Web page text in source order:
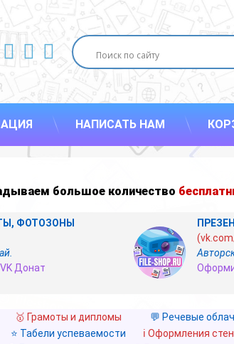
ВКонтакте
YouTube
E-mail
НАПИСАТЬ НАМ
большое количество
ФОТОЗОНЫ
Донат
🥇 Грамоты и дипломы 💬 Речевые
⭐ Табели успеваемости ℹ️ Оформления